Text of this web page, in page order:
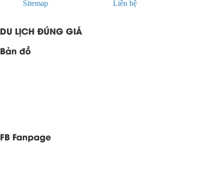
Sitemap
Liên hệ
DU LỊCH ĐÚNG GIÁ
Bản đồ
FB Fanpage